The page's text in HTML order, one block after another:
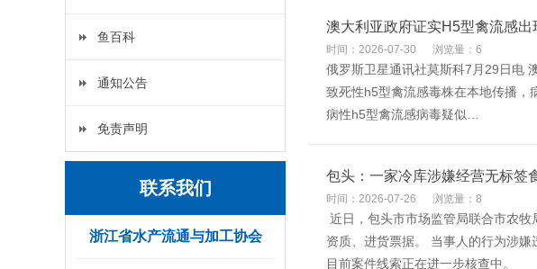
鱼百科
通知公告
免责声明
联系我们
浙江省水产流通与加工协会
澳大利亚政府证实H5型禽流感出
时间：2026-07-30 浏览量：6
俄罗斯卫星通讯社莫斯科7月29日电
致死性h5型禽流感毒株在本地传播，
病性h5型禽流感病毒疑似…
包头：一家冷库涉嫌经营无标签
时间：2026-07-26 浏览量：8
近日，包头市市场监管局联合市农
资质、进货票据。 当事人的行为涉
目前案件线索正在进一步核查中。